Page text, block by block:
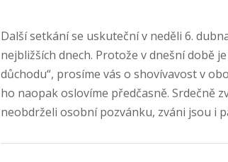
Další setkání se uskuteční v neděli 6.
nejbližších dnech. Protože v dnešní době
důchodu“, prosíme vás o shovívavost v
ho naopak oslovíme předčasně. Srdečně
neobdrželi osobní pozvánku, zváni jsou i